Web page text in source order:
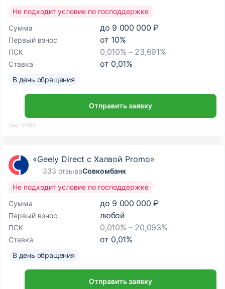
Сумма до 9 000 000 ₽
Первый взнос от 10%
ПСК 0,010% – 23,691%
Ставка от 0,01%
Не подходит условие по господдержке
В день обращения
Отправить заявку
Лиц. №963
«Geely Direct с Халвой Promo»
333 отзываСовкомбанк
Сумма до 9 000 000 ₽
Первый взнос любой
ПСК 0,010% – 20,093%
Ставка от 0,01%
Не подходит условие по господдержке
В день обращения
Отправить заявку